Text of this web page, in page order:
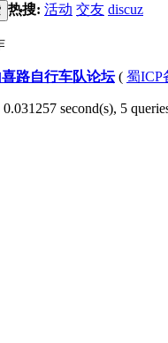
热搜: 活动 交友 discuz
路自行车队论坛( 蜀ICP
0.031257 second(s), 5